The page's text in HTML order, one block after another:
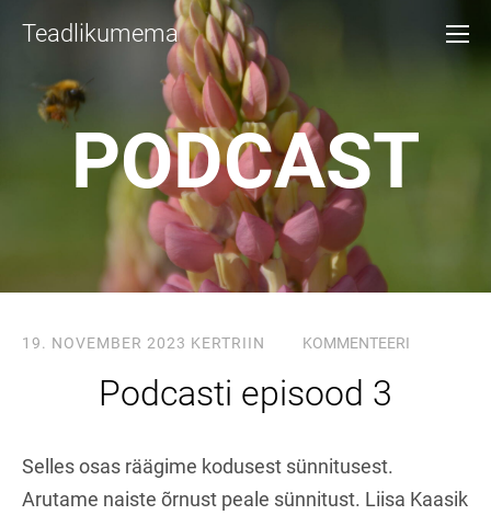
Teadlikumema
PODCAST
19. NOVEMBER 2023 KERTRIIN KOMMENTEERI
Podcasti episood 3
Selles osas räägime kodusest sünnitusest.
Arutame naiste õrnust peale sünnitust. Liisa Kaasik